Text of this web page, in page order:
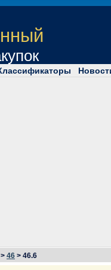
> 46 > 46.6